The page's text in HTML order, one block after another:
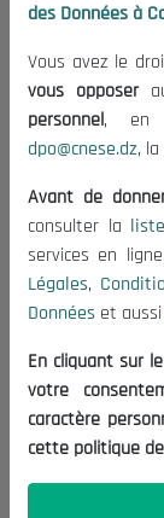
Appels
Mentions
Politique
Politique
Nous
(+213)
Newsletter
dernières
des Données à
Vous avez le
vous opposer
personnel, en
dpo@cnese.dz,
Avant de
consulter la
services en
Légales,
Données et aussi
En cliquant sur
votre
caractère
cette politique